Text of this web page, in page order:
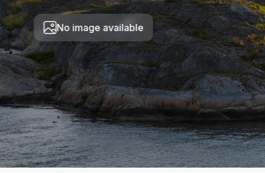
No image available